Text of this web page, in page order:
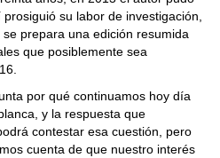
su labor de investigación,
prepara una edición resumida
que posiblemente sea
por qué continuamos hoy día
y la respuesta que
contestar esa cuestión, pero
cuenta de que nuestro interés